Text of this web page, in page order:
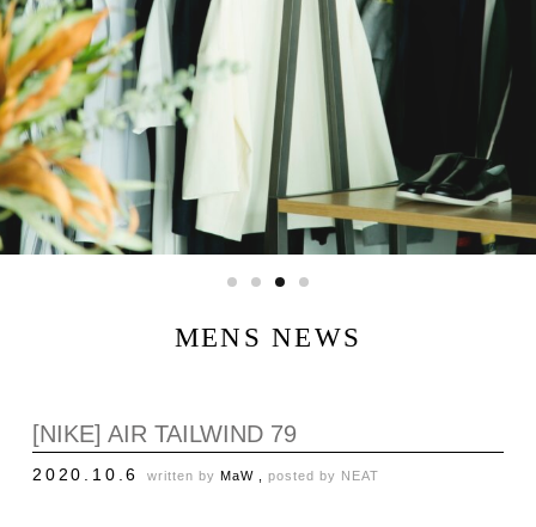
MENS NEWS
[NIKE] AIR TAILWIND 79
2020.10.6 written by MaW , posted by NEAT